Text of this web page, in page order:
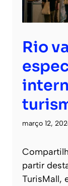
Rio
março 12,
partir
TurisMall,